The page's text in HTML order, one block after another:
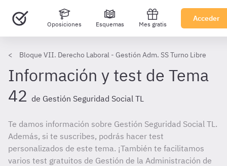
Oposiciones Esquemas Mes gratis
Acceder
Bloque VII. Derecho Laboral - Gestión Adm. SS Turno Libre
Información y test de Tema
42 de Gestión Seguridad Social TL
Te damos información sobre Gestión Seguridad Social TL.
Además, si te suscribes, podrás hacer test
personalizados de este tema. ¡También te facilitamos
varios test gratuitos de Gestión de la Administración de